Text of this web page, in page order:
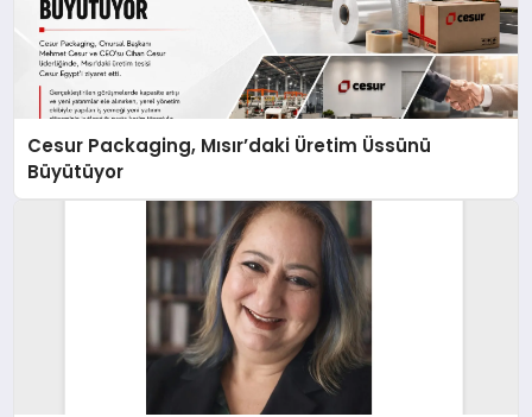
Cesur Packaging, Mısır’daki Üretim Üssünü
Büyütüyor